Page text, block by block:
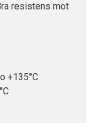
resistens mot
+135°C